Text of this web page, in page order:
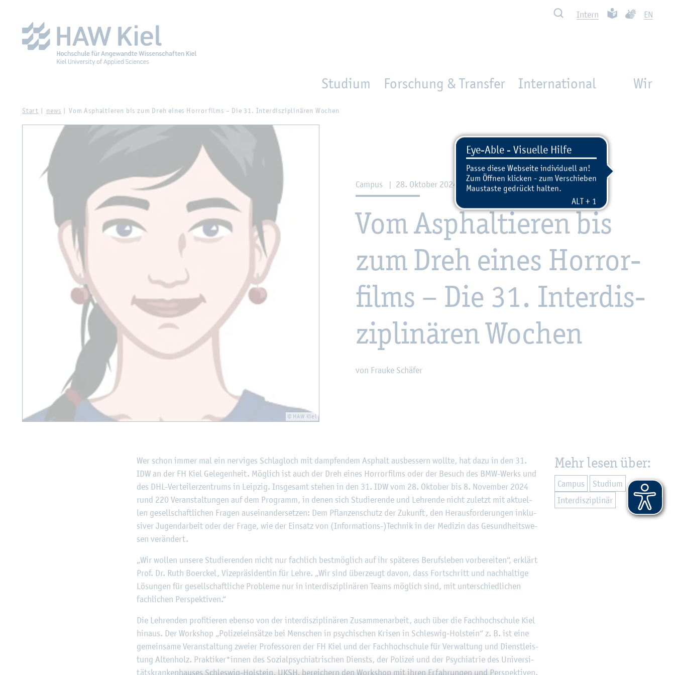
Such­ben In­tern Leich­te Spra­che
EN
Studium Forschung & Transfer International Wir
Start news Vom Asphal­tie­ren bis zum Dreh eines Hor­ror­films – Die 31. In­ter­dis­zi­pli­nä­ren Wo­chen
© HAW Kiel
Cam­pus | 28. Ok­to­ber 2024 - 09:48
Vom Asphal­tie­ren bis
zum Dreh eines Hor­ror­
films – Die 31. In­ter­dis­
zi­pli­nä­ren Wo­chen
von Frau­ke Schä­fer
Wer schon immer mal ein ner­vi­ges Schlag­loch mit damp­fen­dem Asphalt aus­bes­sern woll­te, hat dazu in den 31.
IDW an der FH Kiel Ge­le­gen­heit. Mög­lich ist auch der Dreh eines Hor­ror­films oder der Be­such des BMW-Werks und
des DHL-Ver­tei­ler­zen­trums in Leip­zig. Ins­ge­samt ste­hen in den 31. IDW vom 28. Ok­to­ber bis 8. No­vem­ber 2024
rund 220 Ver­an­stal­tun­gen auf dem Pro­gramm, in denen sich Stu­die­ren­de und Leh­ren­de nicht zu­letzt mit ak­tu­el­
len ge­sell­schaft­li­chen Fra­gen aus­ein­an­der­set­zen: Dem Pflan­zen­schutz der Zu­kunft, den Her­aus­for­de­run­gen in­klu­
si­ver Ju­gend­ar­beit oder der Frage, wie der Ein­satz von (In­for­ma­ti­ons-)Tech­nik in der Me­di­zin das Ge­sund­heits­we­
sen ver­än­dert.
„Wir wol­len un­se­re Stu­die­ren­den nicht nur fach­lich best­mög­lich auf ihr spä­te­res Be­rufs­le­ben vor­be­rei­ten“, er­klärt
Prof. Dr. Ruth Bo­erckel, Vi­ze­prä­si­den­tin für Lehre. „Wir sind über­zeugt davon, dass Fort­schritt und nach­hal­ti­ge
Lö­sun­gen für ge­sell­schaft­li­che Pro­ble­me nur in in­ter­dis­zi­pli­nä­ren Teams mög­lich sind, mit un­ter­schied­li­chen
fach­li­chen Per­spek­ti­ven.“
Die Leh­ren­den pro­fi­tie­ren eben­so von der in­ter­dis­zi­pli­nä­ren Zu­sam­men­ar­beit, auch über die Fach­hoch­schu­le Kiel
hin­aus. Der Work­shop „Po­li­zei­ein­sät­ze bei Men­schen in psy­chi­schen Kri­sen in Schles­wig-Hol­stein“ z. B. ist eine
ge­mein­sa­me Ver­an­stal­tung zwei­er Pro­fes­so­ren der FH Kiel und der Fach­hoch­schu­le für Ver­wal­tung und Dienst­leis­
tung Al­ten­holz. Prak­ti­ker*innen des So­zi­al­psych­ia­tri­schen Diensts, der Po­li­zei und der Psych­ia­trie des Uni­ver­si­
täts­kran­ken­hau­ses Schles­wig-Hol­stein, UKSH, be­rei­chern den Work­shop mit ihren Er­fah­run­gen und Per­spek­ti­ven.
©Fach­hoch­schu­le Kiel Mehr lesen über:
Cam­pus
Stu­di­um
In­ter­dis­zi­pli­när